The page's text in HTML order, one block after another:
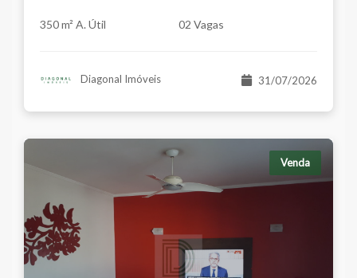
350 m² A. Útil 02 Vagas
Diagonal Imóveis 31/07/2026
Venda